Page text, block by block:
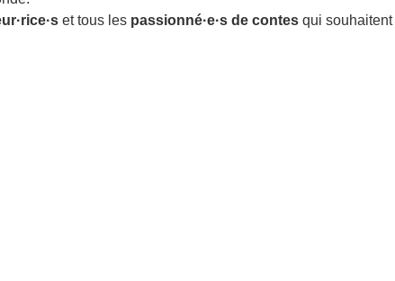
et tous les passionné·e·s de contes qui souhaitent